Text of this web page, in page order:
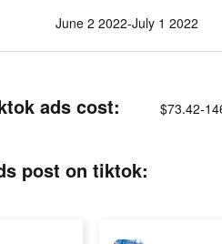
June 2 2022-July 1 2022
ads cost: $73.42-
post on tiktok: